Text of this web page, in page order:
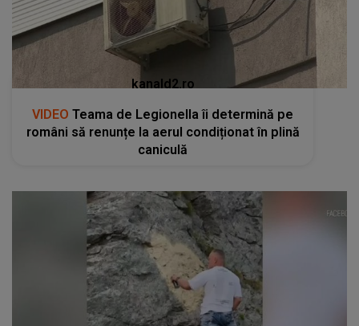
kanald2.ro
VIDEO Teama de Legionella îi determină pe
români să renunțe la aerul condiționat în plină
caniculă